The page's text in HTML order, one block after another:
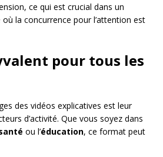
ce qui est crucial dans un
la concurrence pour l’attention est
pour tous les
des vidéos explicatives est leur
d’activité. Que vous soyez dans
ou l’éducation, ce format peut